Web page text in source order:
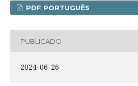
PDF PORTUGUÊS
PUBLICADO
2024-06-26